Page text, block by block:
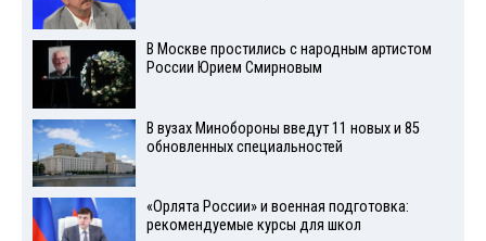
В Москве простились с народным артистом
России Юрием Смирновым
В вузах Минобороны введут 11 новых и 85
обновленных специальностей
«Орлята России» и военная подготовка:
рекомендуемые курсы для школ